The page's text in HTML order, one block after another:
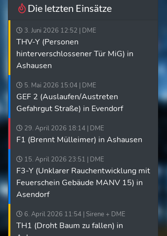
Die letzten Einsätze
3. Juni 2026 12:52 | DME
THV-Y (Personen
hinterverschlossener Tür MiG) in
Ashausen
5. Mai 2026 15:04 | DME
GEF 2 (Auslaufen/Austreten
Gefahrgut Straße) in Evendorf
29. April 2026 18:14 | DME
F1 (Brennt Mülleimer) in Ashausen
15. April 2026 23:51 | DME
F3-Y (Unklarer Rauchentwicklung mit
Feuerschein Gebäude MANV 15) in
Asendorf
6. April 2026 11:54 | Sirene + DME
TH1 (Droht Baum zu fallen) in